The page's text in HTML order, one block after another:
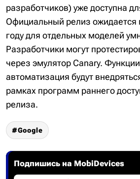
разработчиков) уже доступна
Официальный релиз ожидается
году для отдельных моделей
Разработчики могут
через эмулятор Canary.
автоматизация будут
рамках программ раннего
релиза.
Google
Подпишись на MobiDevices